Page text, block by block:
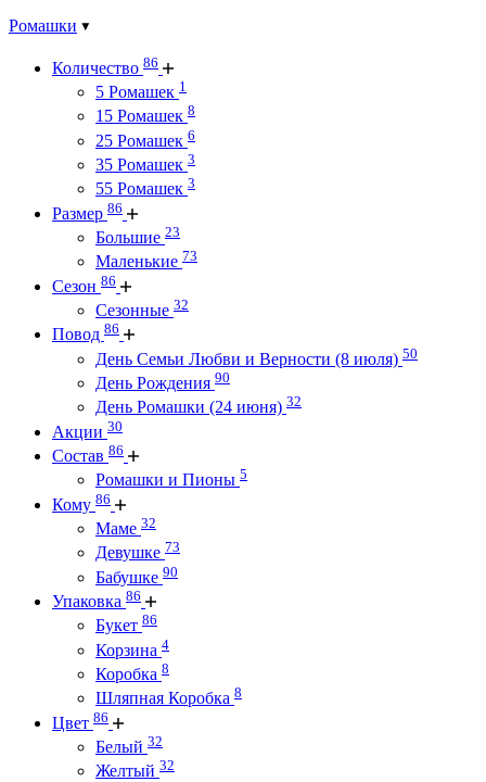
Ромашки
Количество 86
5 Ромашек 1
15 Ромашек 8
25 Ромашек 6
35 Ромашек 3
55 Ромашек 3
Размер 86
Большие 23
Маленькие 73
Сезон 86
Сезонные 32
Повод 86
День Семьи Любви и Верности (8 июля) 50
День Рождения 90
День Ромашки (24 июня) 32
Акции 30
Состав 86
Ромашки и Пионы 5
Кому 86
Маме 32
Девушке 73
Бабушке 90
Упаковка 86
Букет 86
Корзина 4
Коробка 8
Шляпная Коробка 8
Цвет 86
Белый 32
Желтый 32